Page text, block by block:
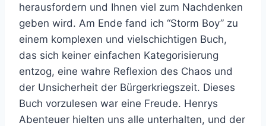
herausfordern und Ihnen viel zum Nachdenken
geben wird. Am Ende fand ich “Storm Boy” zu
einem komplexen und vielschichtigen Buch,
das sich keiner einfachen Kategorisierung
entzog, eine wahre Reflexion des Chaos und
der Unsicherheit der Bürgerkriegszeit. Dieses
Buch vorzulesen war eine Freude. Henrys
Abenteuer hielten uns alle unterhalten, und der